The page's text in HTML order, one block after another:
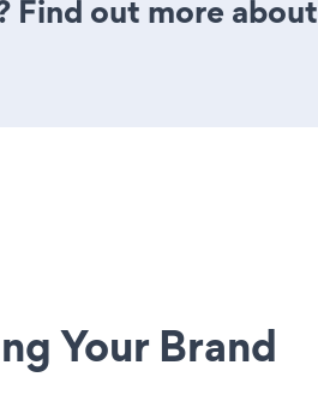
Find out more about
Your Brand